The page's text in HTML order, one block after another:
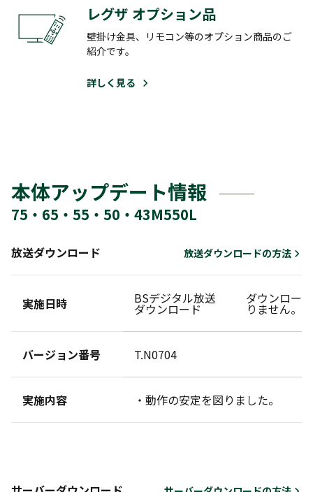
レグザ オプション品
壁掛け金具、リモコン等のオプション商品のご
紹介です。
詳しく見る
本体アップデート情報
75・65・55・50・43M550L
放送ダウンロード 放送ダウンロードの方法
実施日時 BSデジタル放送
ダウンロード
ダウンロー
りません。
バージョン番号 T.N0704
実施内容 ・動作の安定を図りました。